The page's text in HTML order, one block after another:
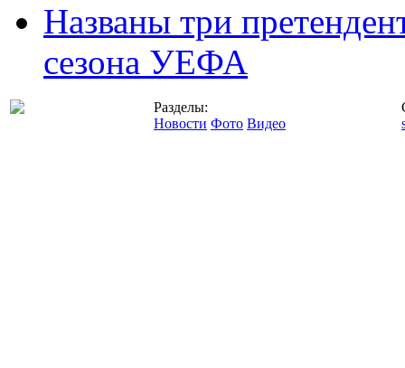
Названы три
сезона УЕФА
Разделы:
Новости Фото Видео